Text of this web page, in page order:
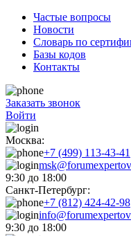
Частые вопросы
Новости
Словарь по
Базы кодов
Контакты
Заказать звонок
Войти
Москва:
+7 (499) 113-43-41
9:30 до 18:00
Санкт-Петербург:
+7 (812) 424-42-98
9:30 до 18:00